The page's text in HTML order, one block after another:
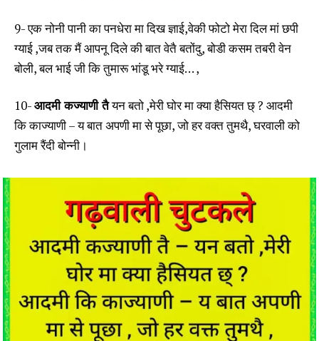
9- एक नोनी पानी का पनधेरा मा दिख ज्ञाई,वेकी फोटो मेरा दिल मां छपी
ग्याई ,जब तक मैं आपनू दिले की बात वेतै बतोंदु, बोडी कसम तबरी वेन
बोली, बल भाई जी कि तुमारू भांडू भरे ग्याई… ,
10-आदमी कज्याणी तैयन बतो ,मेरी घोर मा क्या हैसियत छ् ? आदमी
कि काज्याणी – य बात अपणी मा से पूछा, जो हर वक्त तुमथै, घरवाली को
गुलाम रैंदी बोन्नी।